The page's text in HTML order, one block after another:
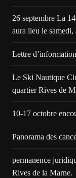
26 septembre La
aura lieu le
Lettre
Le Ski Nautique
quartier Rives de
10-17 octobre
Panorama des
permanence
Rives de la Marne.